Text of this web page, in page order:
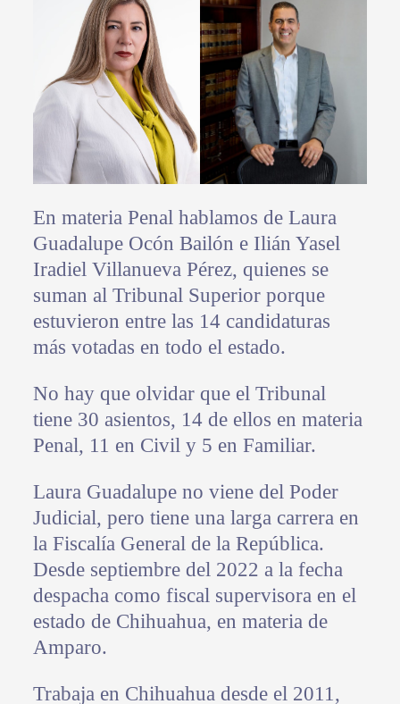
En materia Penal hablamos de Laura
Guadalupe Ocón Bailón e Ilián Yasel
Iradiel Villanueva Pérez, quienes se
suman al Tribunal Superior porque
estuvieron entre las 14 candidaturas
más votadas en todo el estado.
No hay que olvidar que el Tribunal
tiene 30 asientos, 14 de ellos en materia
Penal, 11 en Civil y 5 en Familiar.
Laura Guadalupe no viene del Poder
Judicial, pero tiene una larga carrera en
la Fiscalía General de la República.
Desde septiembre del 2022 a la fecha
despacha como fiscal supervisora en el
estado de Chihuahua, en materia de
Amparo.
Trabaja en Chihuahua desde el 2011,